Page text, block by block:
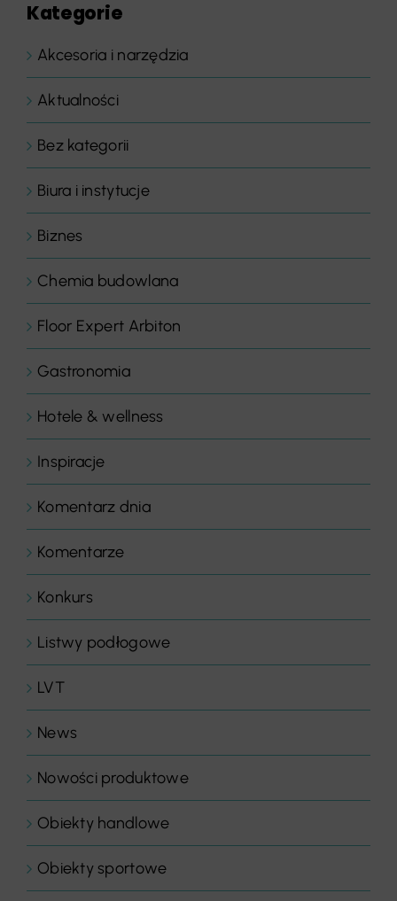
Kategorie
Akcesoria i narzędzia
Aktualności
Bez kategorii
Biura i instytucje
Biznes
Chemia budowlana
Floor Expert Arbiton
Gastronomia
Hotele & wellness
Inspiracje
Komentarz dnia
Komentarze
Konkurs
Listwy podłogowe
LVT
News
Nowości produktowe
Obiekty handlowe
Obiekty sportowe